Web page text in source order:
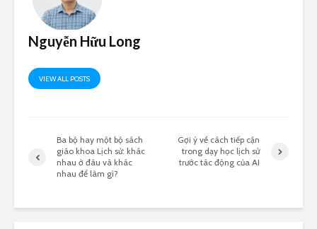
Nguyễn Hữu Long
VIEW ALL POSTS
Ba bộ hay một bộ sách
giáo khoa Lịch sử: khác
nhau ở đâu và khác
nhau để làm gì?
Gợi ý về cách tiếp cận
trong dạy học lịch sử
trước tác động của AI